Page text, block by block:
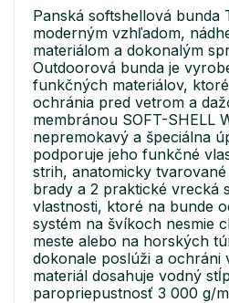
Panská softshellová bunda
moderným vzhľadom,
materiálom a dokonalým
Outdoorová bunda je
funkčných materiálov,
ochránia pred vetrom a
membránou SOFT-SHELL
nepremokavý a špeciálna
podporuje jeho funkčné
strih, anatomicky
brady a 2 praktické vrecká
vlastnosti, ktoré na bunde
systém na švíkoch nesmie
meste alebo na horských
dokonale poslúži a ochráni
materiál dosahuje vodný
paropriepustnosť 3 000 g/